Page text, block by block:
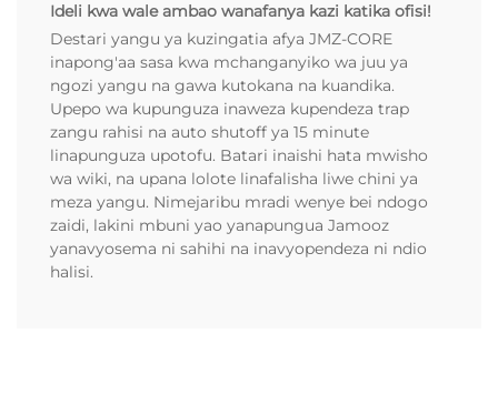
Ideli kwa wale ambao wanafanya kazi katika ofisi!
Destari yangu ya kuzingatia afya JMZ-CORE
inapong'aa sasa kwa mchanganyiko wa juu ya
ngozi yangu na gawa kutokana na kuandika.
Upepo wa kupunguza inaweza kupendeza trap
zangu rahisi na auto shutoff ya 15 minute
linapunguza upotofu. Batari inaishi hata mwisho
wa wiki, na upana lolote linafalisha liwe chini ya
meza yangu. Nimejaribu mradi wenye bei ndogo
zaidi, lakini mbuni yao yanapungua Jamooz
yanavyosema ni sahihi na inavyopendeza ni ndio
halisi.